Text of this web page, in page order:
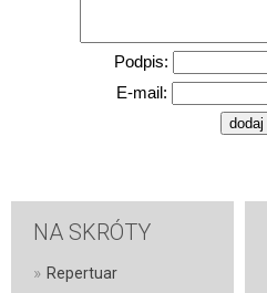
Podpis:
E-mail:
NA SKRÓTY
» Repertuar